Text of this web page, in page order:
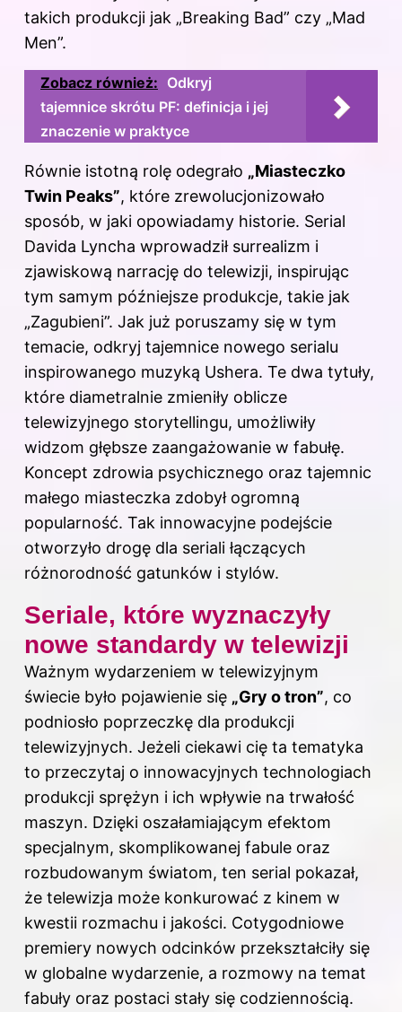
takich produkcji jak „Breaking Bad” czy „Mad
Men”.
Zobacz również: Odkryj
tajemnice skrótu PF: definicja i jej
znaczenie w praktyce
Równie istotną rolę odegrało „Miasteczko
Twin Peaks”, które zrewolucjonizowało
sposób, w jaki opowiadamy historie. Serial
Davida Lyncha wprowadził surrealizm i
zjawiskową narrację do telewizji, inspirując
tym samym późniejsze produkcje, takie jak
„Zagubieni”. Jak już poruszamy się w tym
temacie, odkryj tajemnice nowego serialu
inspirowanego muzyką Ushera. Te dwa tytuły,
które diametralnie zmieniły oblicze
telewizyjnego storytellingu, umożliwiły
widzom głębsze zaangażowanie w fabułę.
Koncept zdrowia psychicznego oraz tajemnic
małego miasteczka zdobył ogromną
popularność. Tak innowacyjne podejście
otworzyło drogę dla seriali łączących
różnorodność gatunków i stylów.
Seriale, które wyznaczyły
nowe standardy w telewizji
Ważnym wydarzeniem w telewizyjnym
świecie było pojawienie się „Gry o tron”, co
podniosło poprzeczkę dla produkcji
telewizyjnych. Jeżeli ciekawi cię ta tematyka
to przeczytaj o innowacyjnych technologiach
produkcji sprężyn i ich wpływie na trwałość
maszyn. Dzięki oszałamiającym efektom
specjalnym, skomplikowanej fabule oraz
rozbudowanym światom, ten serial pokazał,
że telewizja może konkurować z kinem w
kwestii rozmachu i jakości. Cotygodniowe
premiery nowych odcinków przekształciły się
w globalne wydarzenie, a rozmowy na temat
fabuły oraz postaci stały się codziennością.